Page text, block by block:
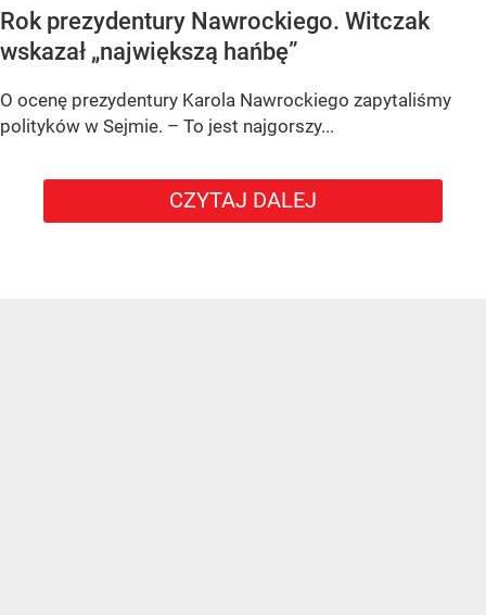
Rok prezydentury Nawrockiego. Witczak
wskazał „największą hańbę”
O ocenę prezydentury Karola Nawrockiego zapytaliśmy
polityków w Sejmie. – To jest najgorszy...
CZYTAJ DALEJ